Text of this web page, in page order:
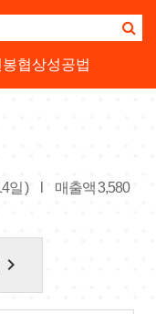
봉협상성공법
일 )
매출액 3,580
keyboard_arrow_right